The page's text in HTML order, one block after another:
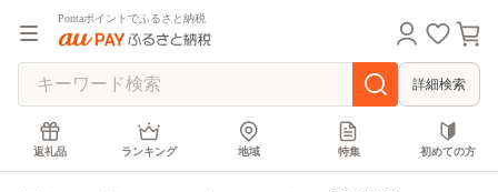
Pontaポイントでふるさと納税
詳細検索
返礼品 ランキング 地域 特集 初めての方